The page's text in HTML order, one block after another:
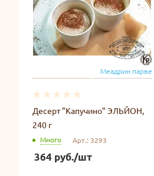
Меадрин парве
Десерт "Капучино" ЭЛЬЙОН,
240 г
Много Арт.: 3293
364 руб./шт